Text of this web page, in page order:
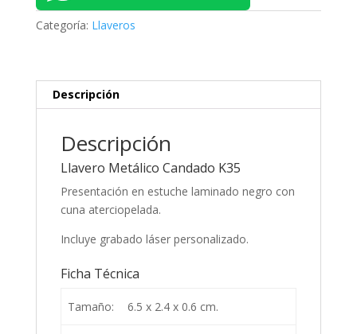
Categoría: Llaveros
Descripción
Descripción
Llavero Metálico Candado K35
Presentación en estuche laminado negro con
cuna aterciopelada.
Incluye grabado láser personalizado.
Ficha Técnica
Tamaño: 6.5 x 2.4 x 0.6 cm.